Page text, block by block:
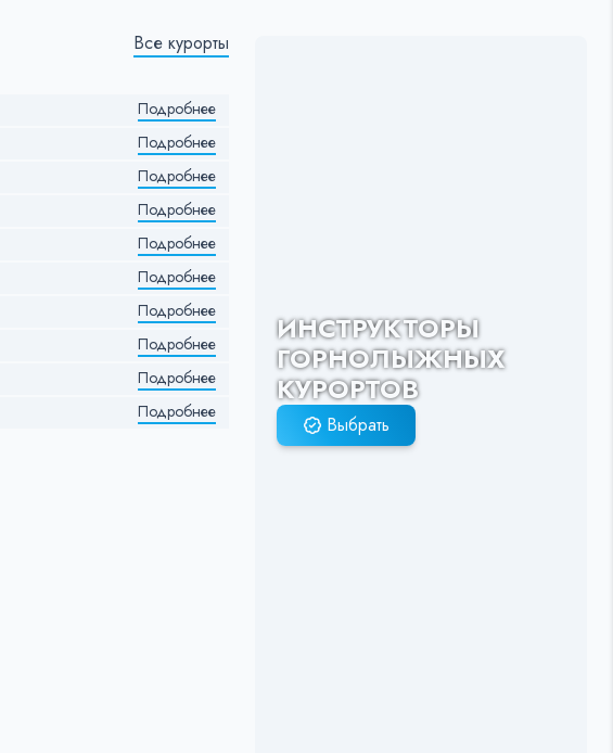
Все курорты
Подробнее
Подробнее
Подробнее
Подробнее
Подробнее
Подробнее
Подробнее
Подробнее
Подробнее
Подробнее
ИНСТРУКТОРЫ
ГОРНОЛЫЖНЫХ
КУРОРТОВ
Выбрать